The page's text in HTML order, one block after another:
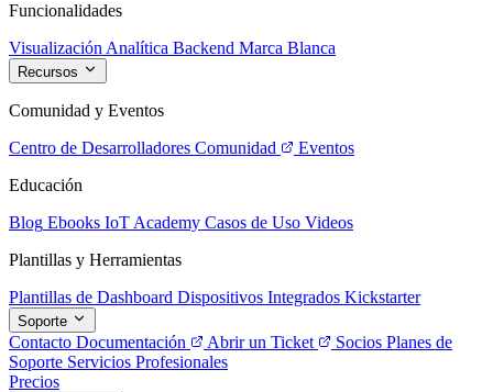
Funcionalidades
Visualización Analítica Backend Marca Blanca
Recursos
Comunidad y Eventos
Centro de Desarrolladores Comunidad
Eventos
Educación
Blog Ebooks IoT Academy Casos de Uso Videos
Plantillas y Herramientas
Plantillas de Dashboard Dispositivos Integrados Kickstarter
Soporte
Contacto Documentación Abrir un Ticket Socios Planes de
Soporte Servicios Profesionales
Precios